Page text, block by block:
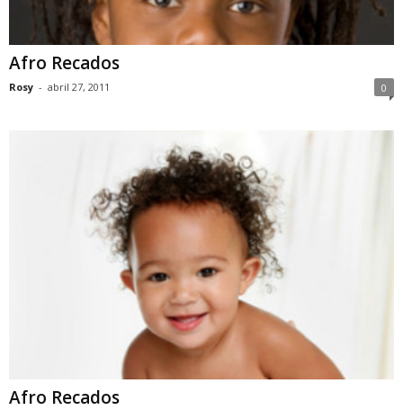
Afro Recados
Rosy - abril 27, 2011 0
Afro Recados